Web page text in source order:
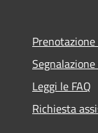
Leggi le FAQ
Richiesta